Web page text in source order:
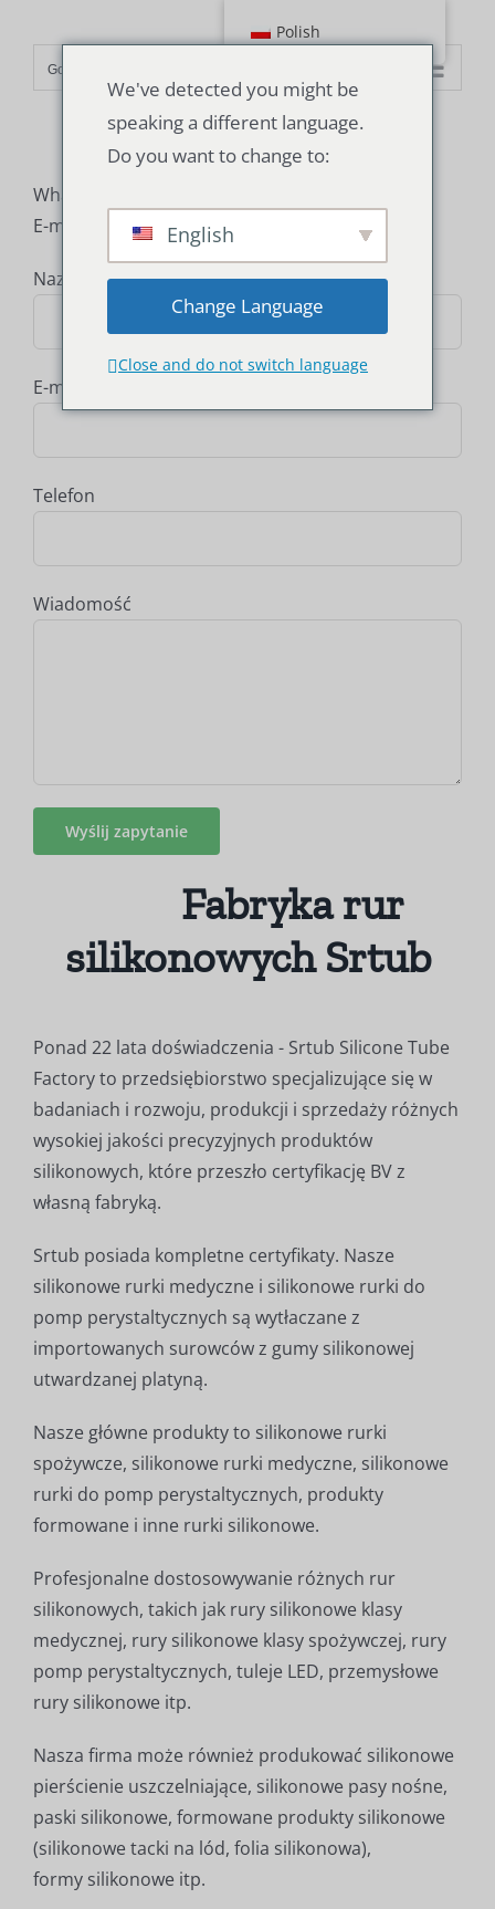
Go to...
WhatsApp/Wechat: +86 13075286997
E-mail: sales@srtub.com
Nazwa
E-mail
Telefon
Wiadomość
Fabryka rur
silikonowych Srtub
Ponad 22 lata doświadczenia - Srtub Silicone Tube
Factory to przedsiębiorstwo specjalizujące się w
badaniach i rozwoju, produkcji i sprzedaży różnych
wysokiej jakości precyzyjnych produktów
silikonowych, które przeszło certyfikację BV z
własną fabryką.
Srtub posiada kompletne certyfikaty. Nasze
silikonowe rurki medyczne i silikonowe rurki do
pomp perystaltycznych są wytłaczane z
importowanych surowców z gumy silikonowej
utwardzanej platyną.
Nasze główne produkty to silikonowe rurki
spożywcze, silikonowe rurki medyczne, silikonowe
rurki do pomp perystaltycznych, produkty
formowane i inne rurki silikonowe.
Profesjonalne dostosowywanie różnych rur
silikonowych, takich jak rury silikonowe klasy
medycznej, rury silikonowe klasy spożywczej, rury
pomp perystaltycznych, tuleje LED, przemysłowe
rury silikonowe itp.
Nasza firma może również produkować silikonowe
pierścienie uszczelniające, silikonowe pasy nośne,
paski silikonowe, formowane produkty silikonowe
(silikonowe tacki na lód, folia silikonowa),
formy silikonowe itp.
Polish
We've detected you might be
speaking a different language.
Do you want to change to:
English
Change Language
Close and do not switch language